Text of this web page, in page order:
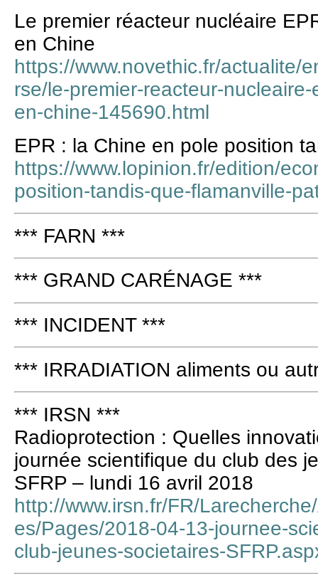
Le premier réacteur nucléaire
en Chine
https://www.novethic.fr/actualite/
rse/le-premier-reacteur-
en-chine-145690.html
EPR : la Chine en pole position
https://www.lopinion.fr/edition/
position-tandis-que-flamanville-
*** FARN ***
*** GRAND CARÉNAGE ***
*** INCIDENT ***
*** IRRADIATION aliments ou
*** IRSN ***
Radioprotection : Quelles
journée scientifique du club des
SFRP – lundi 16 avril 2018
http://www.irsn.fr/FR/
es/Pages/2018-04-13-journee-
club-jeunes-societaires-